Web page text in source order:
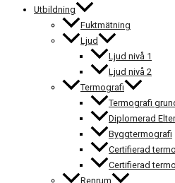
Utbildning
Fuktmätning
Ljud
Ljud nivå 1
Ljud nivå 2
Termografi
Termografi
Diplomerad
Byggtermografi
Certifierad
Certifierad
Renrum